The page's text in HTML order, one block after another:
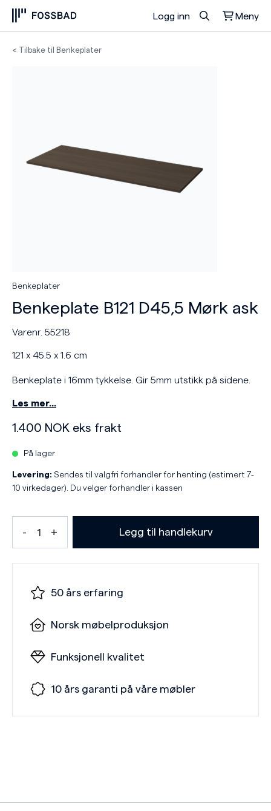
Logg inn Meny
Du har ingen produkter i handlekurven.
< Tilbake til Benkeplater
Benkeplater
Benkeplate B121 D45,5 Mørk ask
Varenr. 55218
121 x 45.5 x 1.6 cm
Benkeplate i 16mm tykkelse. Gir 5mm utstikk på sidene.
Les mer…
1.400 NOK eks frakt
På lager
Levering: Sendes til valgfri forhandler for henting (estimert 7-
10 virkedager). Du velger forhandler i kassen
Legg til handlekurv
50 års erfaring
Norsk møbelproduksjon
Funksjonell kvalitet
10 års garanti på våre møbler